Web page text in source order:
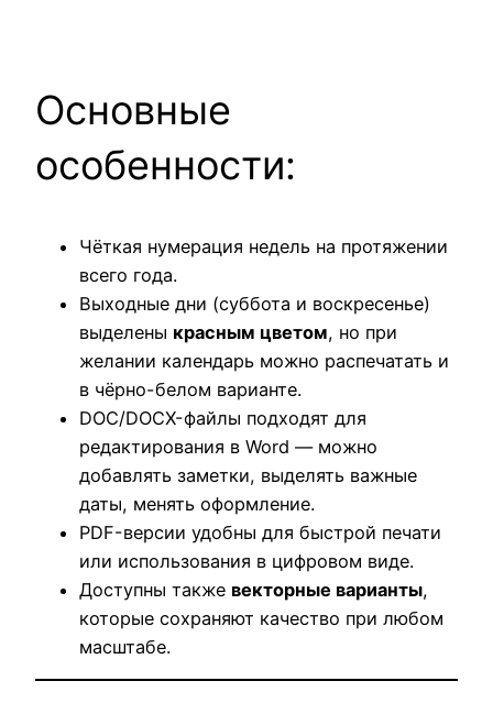
Основные
особенности:
Чёткая нумерация недель на протяжении
всего года.
Выходные дни (суббота и воскресенье)
выделены красным цветом, но при
желании календарь можно распечатать и
в чёрно-белом варианте.
DOC/DOCX-файлы подходят для
редактирования в Word — можно
добавлять заметки, выделять важные
даты, менять оформление.
PDF-версии удобны для быстрой печати
или использования в цифровом виде.
Доступны также векторные варианты,
которые сохраняют качество при любом
масштабе.